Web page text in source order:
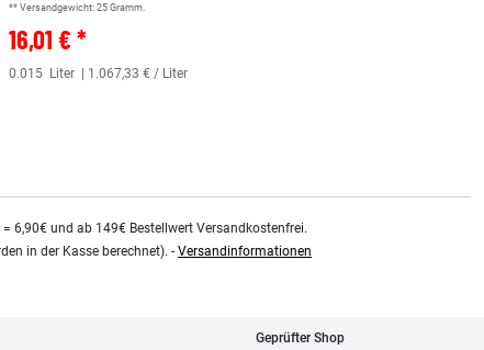
** Versandgewicht: 25 Gramm.
16,01 € *
0.015 Liter | 1.067,33 € / Liter
6,90€ und ab 149€ Bestellwert Versandkostenfrei.
in der Kasse berechnet). - Versandinformationen
Geprüfter Shop